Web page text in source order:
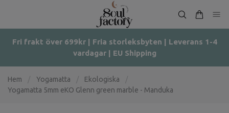
Fri frakt över 699kr | Fria storleksbyten | Leverans 1-4
vardagar | EU Shipping
Hem Yogamatta Ekologiska
Yogamatta 5mm eKO Glenn green marble - Manduka